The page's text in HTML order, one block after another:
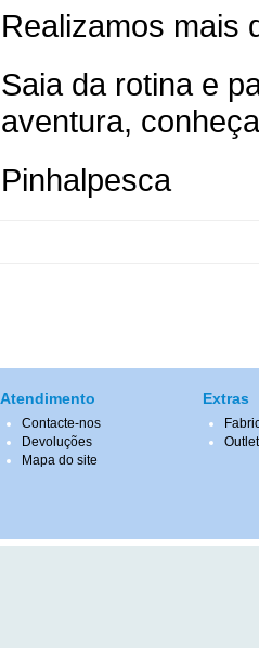
Realizamos mais
Saia da rotina e
aventura,
Pinhalpesca
Atendimento
Contacte-nos
Devoluções
Mapa do site
Extras
Outlet